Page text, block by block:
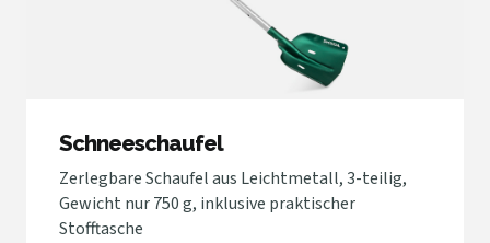
Schneeschaufel
Zerlegbare Schaufel aus Leichtmetall, 3-teilig,
Gewicht nur 750 g, inklusive praktischer
Stofftasche